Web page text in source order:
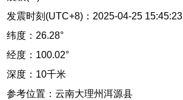
发震时刻(UTC+8)：2025-04-25 15:45:23
纬度：26.28°
经度：100.02°
深度：10千米
参考位置：云南大理州洱源县